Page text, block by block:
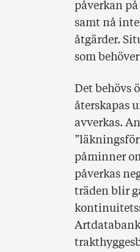
påverkan
samt nå
åtgärder.
som
Det behövs
återskapas
avverkas.
påminner
påverkas
träden blir